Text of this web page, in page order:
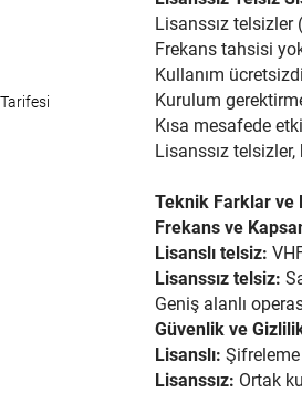
Lisanssız telsizler
Frekans tahsisi
Kullanım
Kurulum
Kısa mesafede
Lisanssız
Teknik Farklar ve
Frekans ve
Lisanslı telsiz:
Lisanssız telsiz:
Geniş alanlı
Güvenlik ve
Lisanslı:
Lisanssız: Ortak